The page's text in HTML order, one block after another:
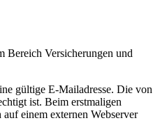
Bereich Versicherungen und
gültige E-Mailadresse. Die von
ist. Beim erstmaligen
einem externen Webserver